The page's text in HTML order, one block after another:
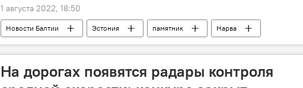
1 августа 2022, 18:50
Новости Балтии Эстония памятник Нарва
На дорогах появятся радары контроля